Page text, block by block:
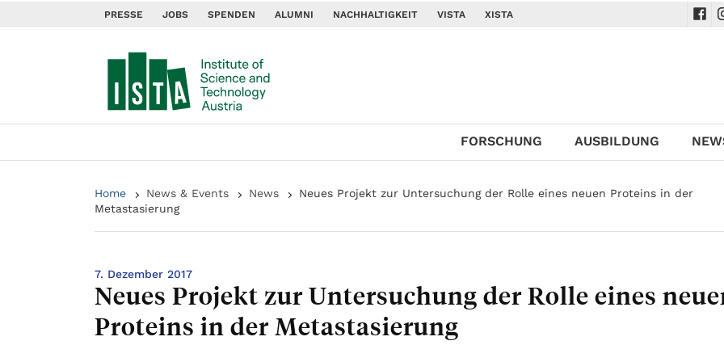
PRESSE JOBS SPENDEN ALUMNI NACHHALTIGKEIT VISTA XISTA
FORSCHUNG AUSBILDUNG
Home News & Events News
Neues Projekt zur Untersuchung der Rolle eines neuen Proteins in der
Metastasierung
7. Dezember 2017
Neues Projekt zur Untersuchung der Rolle eines
Proteins in der Metastasierung